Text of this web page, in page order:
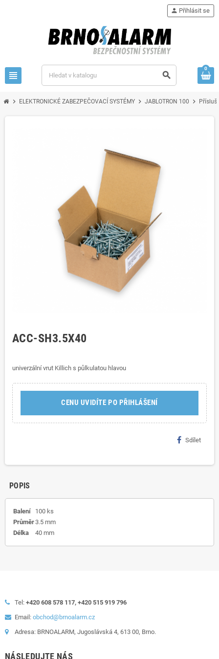
view_headline search
person Přihlásit se
0
chevron_right ELEKTRONICKÉ ZABEZPEČOVACÍ SYSTÉMY chevron_right JABLOTRON 100 chevron_right
ACC-SH3.5X40
univerzální vrut Killich s půlkulatou hlavou
CENU UVIDÍTE PO PŘIHLÁŠENÍ
Sdílet
POPIS
Balení
100 ks
Průměr3.5 mm
Délka
40 mm
Tel: +420 608 578 117, +420 515 919 796
Email: obchod@brnoalarm.cz
Adresa: BRNOALARM, Jugoslávská 4, 613 00, Brno.
NÁSLEDUJTE NÁS